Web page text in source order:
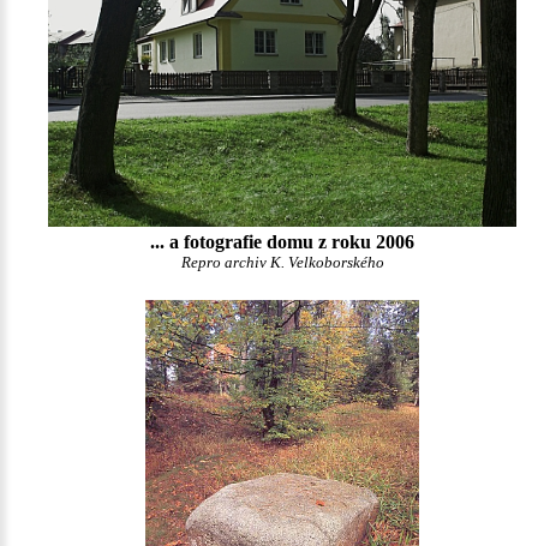
... a fotografie domu z roku 2006
Repro archiv K. Velkoborského